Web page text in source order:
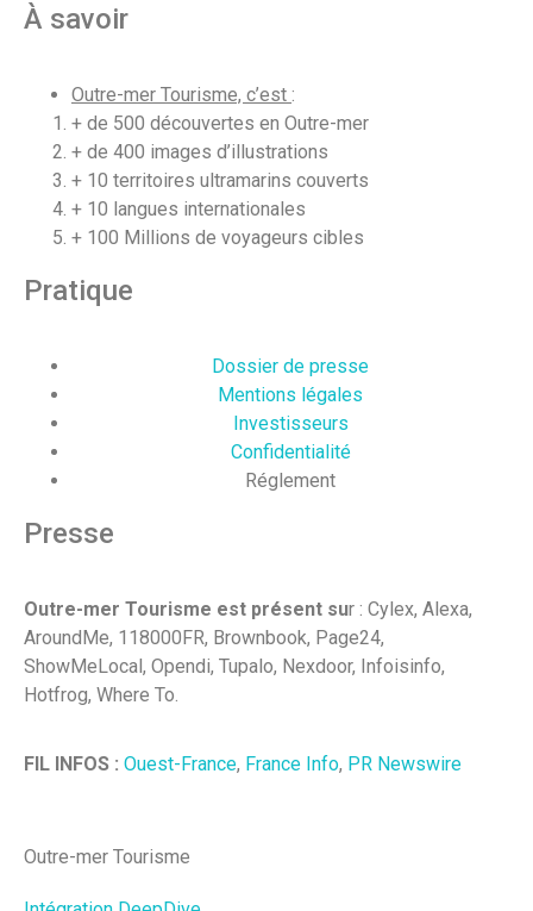
À savoir
Outre-mer Tourisme, c’est :
+ de 500 découvertes en Outre-mer
+ de 400 images d’illustrations
+ 10 territoires ultramarins couverts
+ 10 langues internationales
+ 100 Millions de voyageurs cibles
Pratique
Dossier de presse
Mentions légales
Investisseurs
Confidentialité
Réglement
Presse
Outre-mer Tourisme est présent sur : Cylex, Alexa,
AroundMe, 118000FR, Brownbook, Page24,
ShowMeLocal, Opendi, Tupalo, Nexdoor, Infoisinfo,
Hotfrog, Where To.
FIL INFOS : Ouest-France, France Info, PR Newswire
Outre-mer Tourisme